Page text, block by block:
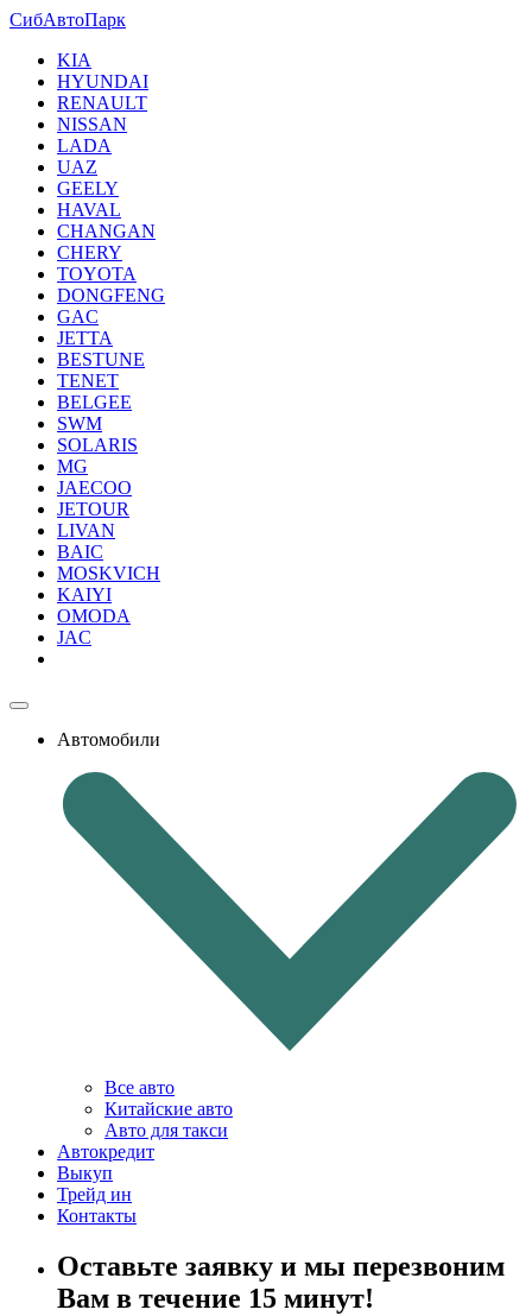
СибАвтоПарк
KIA
HYUNDAI
RENAULT
NISSAN
LADA
UAZ
GEELY
HAVAL
CHANGAN
CHERY
TOYOTA
DONGFENG
GAC
JETTA
BESTUNE
TENET
BELGEE
SWM
SOLARIS
MG
JAECOO
JETOUR
LIVAN
BAIC
MOSKVICH
KAIYI
OMODA
JAC
Автомобили
Все авто
Китайские авто
Авто для такси
Автокредит
Выкуп
Трейд ин
Контакты
Оставьте заявку и мы перезвоним
Вам в течение 15 минут!